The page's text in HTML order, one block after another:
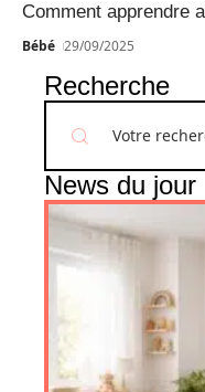
Comment apprendre
Bébé 29/09/2025
Recherche
News du jour